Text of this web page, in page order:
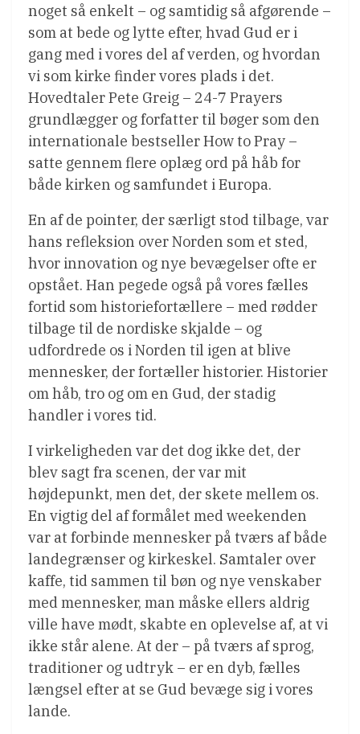
noget så enkelt – og samtidig så afgørende –
som at bede og lytte efter, hvad Gud er i
gang med i vores del af verden, og hvordan
vi som kirke finder vores plads i det.
Hovedtaler Pete Greig – 24-7 Prayers
grundlægger og forfatter til bøger som den
internationale bestseller How to Pray –
satte gennem flere oplæg ord på håb for
både kirken og samfundet i Europa.
En af de pointer, der særligt stod tilbage, var
hans refleksion over Norden som et sted,
hvor innovation og nye bevægelser ofte er
opstået. Han pegede også på vores fælles
fortid som historiefortællere – med rødder
tilbage til de nordiske skjalde – og
udfordrede os i Norden til igen at blive
mennesker, der fortæller historier. Historier
om håb, tro og om en Gud, der stadig
handler i vores tid.
I virkeligheden var det dog ikke det, der
blev sagt fra scenen, der var mit
højdepunkt, men det, der skete mellem os.
En vigtig del af formålet med weekenden
var at forbinde mennesker på tværs af både
landegrænser og kirkeskel. Samtaler over
kaffe, tid sammen til bøn og nye venskaber
med mennesker, man måske ellers aldrig
ville have mødt, skabte en oplevelse af, at vi
ikke står alene. At der – på tværs af sprog,
traditioner og udtryk – er en dyb, fælles
længsel efter at se Gud bevæge sig i vores
lande.